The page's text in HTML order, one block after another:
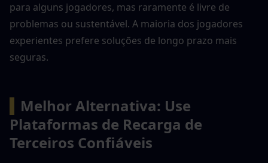
para alguns jogadores, mas raramente é livre de
problemas ou sustentável. A maioria dos jogadores
experientes prefere soluções de longo prazo mais
seguras.
Melhor Alternativa: Use
Plataformas de Recarga de
Terceiros Confiáveis